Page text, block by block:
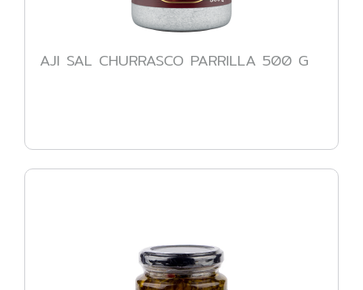
AJI SAL CHURRASCO PARRILLA 500 G